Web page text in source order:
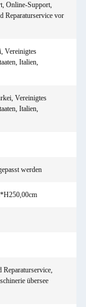
Online-Support,
Reparaturservice vor
Vereinigtes
Italien,
Vereinigtes
Italien,
werden
Reparaturservice,
übersee